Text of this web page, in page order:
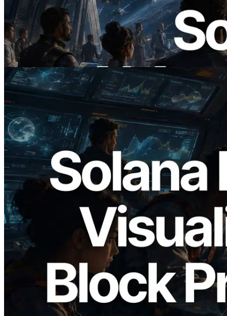
ERPC startet x402-fähige Solana RPC —
Der Beginn einer Ära, in der KI-Agenten
APIs bei Bedarf bezahlen
Lesen Sie diesen Artikel
2026.05.24
Validators Solutions veröffentlicht Solana
Block Analyzer – Visualisierung der
Blockproduktionszeit pro Slot und der
zugewiesenen Validatoren
Lesen Sie diesen Artikel